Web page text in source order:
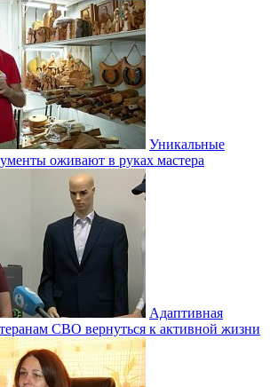
Уникальные
оживают в руках мастера
Адаптивная
СВО вернуться к активной жизни